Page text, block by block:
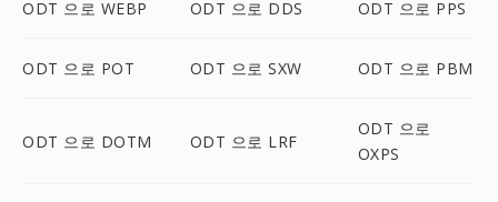
ODT 으로 WEBP ODT 으로 DDS ODT 으로 PPS
ODT 으로 POT ODT 으로 SXW ODT 으로 PBM
ODT 으로 DOTM ODT 으로 LRF
ODT 으로
OXPS